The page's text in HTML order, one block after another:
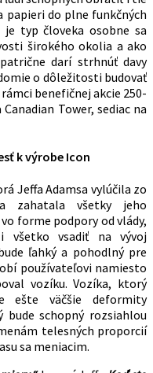
papieri do plne funkčných
typ človeka osobne sa
širokého okolia a ako
darí strhnúť davy
o dôležitosti budovať
benefičnej akcie 250-
Tower, sediac na
k výrobe Icon
Jeffa Adamsa vylúčila zo
zahatala všetky jeho
forme podpory od vlády,
všetko vsadiť na vývoj
ľahký a pohodlný pre
používateľovi namiesto
vozíku. Vozíka, ktorý
ešte väčšie deformity
schopný rozsiahlou
telesných proporcií
sa meniacim.